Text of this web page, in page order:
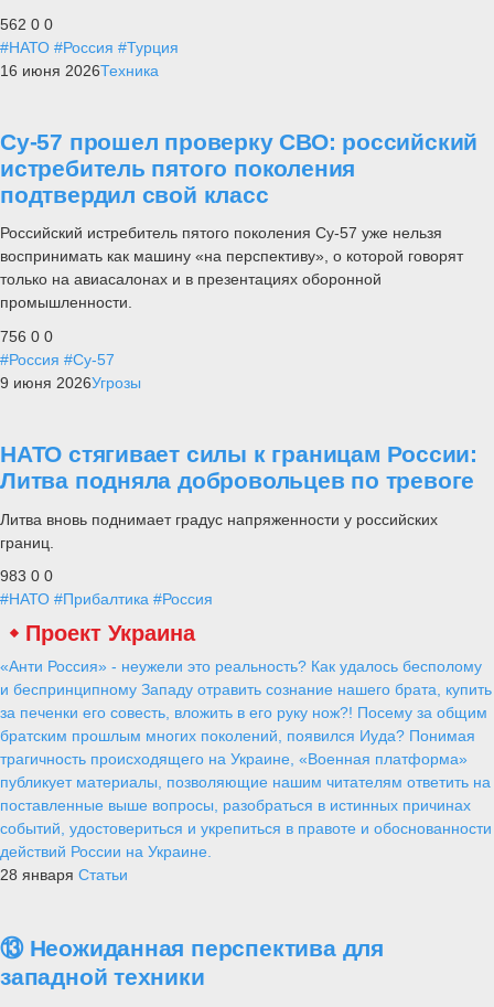
562 0 0
#НАТО #Россия #Турция
16 июня 2026Техника
Су-57 прошел проверку СВО: российский
истребитель пятого поколения
подтвердил свой класс
Российский истребитель пятого поколения Су-57 уже нельзя
воспринимать как машину «на перспективу», о которой говорят
только на авиасалонах и в презентациях оборонной
промышленности.
756 0 0
#Россия #Су-57
9 июня 2026Угрозы
НАТО стягивает силы к границам России:
Литва подняла добровольцев по тревоге
Литва вновь поднимает градус напряженности у российских
границ.
983 0 0
#НАТО #Прибалтика #Россия
Проект Украина
«Анти Россия» - неужели это реальность? Как удалось бесполому
и беспринципному Западу отравить сознание нашего брата, купить
за печенки его совесть, вложить в его руку нож?! Посему за общим
братским прошлым многих поколений, появился Иуда? Понимая
трагичность происходящего на Украине, «Военная платформа»
публикует материалы, позволяющие нашим читателям ответить на
поставленные выше вопросы, разобраться в истинных причинах
событий, удостовериться и укрепиться в правоте и обоснованности
действий России на Украине.
28 января Статьи
⑬ Неожиданная перспектива для
западной техники